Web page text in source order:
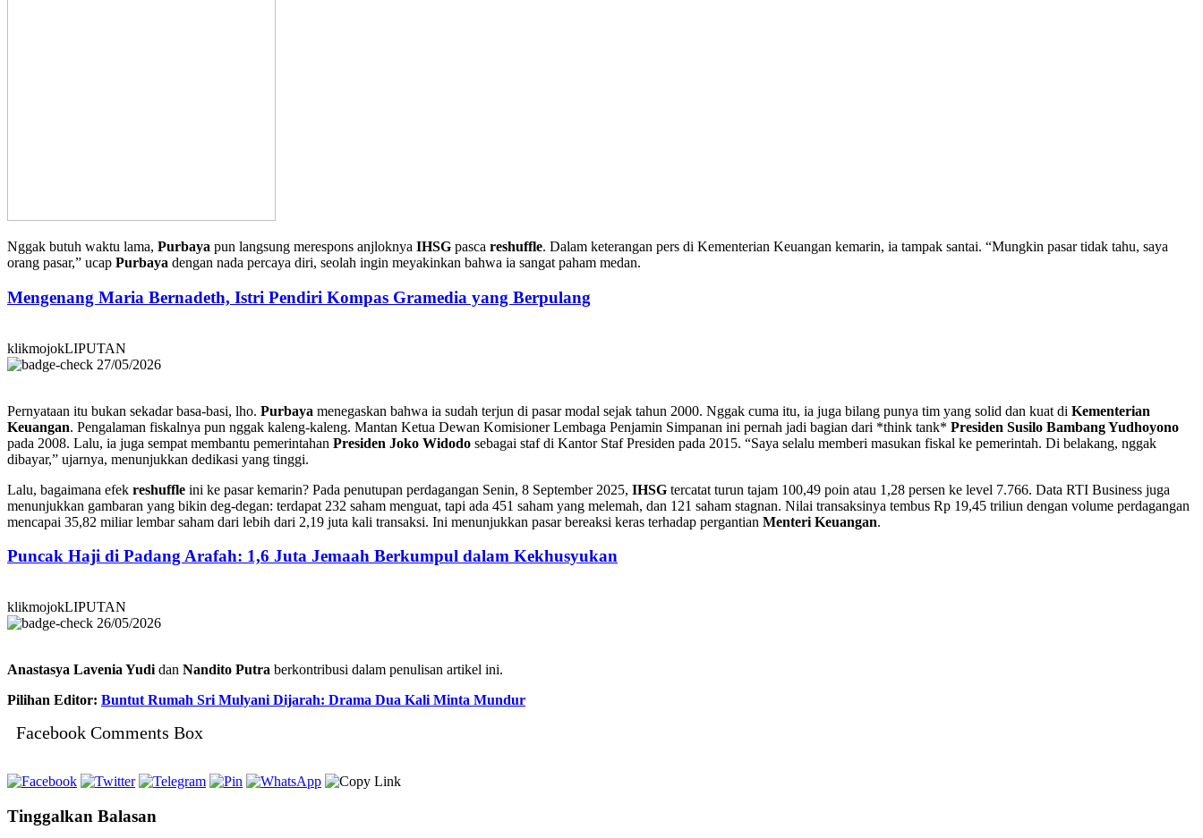
Nggak butuh waktu lama, Purbaya pun langsung merespons anjloknya IHSG pasca reshuffle. Dalam keterangan pers di Kementerian Keuangan kemarin, ia tampak santai. “Mungkin pasar tidak tahu, saya
orang pasar,” ucap Purbaya dengan nada percaya diri, seolah ingin meyakinkan bahwa ia sangat paham medan.
Mengenang Maria Bernadeth, Istri Pendiri Kompas Gramedia yang Berpulang
klikmojokLIPUTAN
27/05/2026
Pernyataan itu bukan sekadar basa-basi, lho. Purbaya menegaskan bahwa ia sudah terjun di pasar modal sejak tahun 2000. Nggak cuma itu, ia juga bilang punya tim yang solid dan kuat di Kementerian
Keuangan. Pengalaman fiskalnya pun nggak kaleng-kaleng. Mantan Ketua Dewan Komisioner Lembaga Penjamin Simpanan ini pernah jadi bagian dari *think tank* Presiden Susilo Bambang Yudhoyono
pada 2008. Lalu, ia juga sempat membantu pemerintahan Presiden Joko Widodo sebagai staf di Kantor Staf Presiden pada 2015. “Saya selalu memberi masukan fiskal ke pemerintah. Di belakang, nggak
dibayar,” ujarnya, menunjukkan dedikasi yang tinggi.
Lalu, bagaimana efek reshuffle ini ke pasar kemarin? Pada penutupan perdagangan Senin, 8 September 2025, IHSG tercatat turun tajam 100,49 poin atau 1,28 persen ke level 7.766. Data RTI Business juga
menunjukkan gambaran yang bikin deg-degan: terdapat 232 saham menguat, tapi ada 451 saham yang melemah, dan 121 saham stagnan. Nilai transaksinya tembus Rp 19,45 triliun dengan volume perdagangan
mencapai 35,82 miliar lembar saham dari lebih dari 2,19 juta kali transaksi. Ini menunjukkan pasar bereaksi keras terhadap pergantian Menteri Keuangan.
Puncak Haji di Padang Arafah: 1,6 Juta Jemaah Berkumpul dalam Kekhusyukan
klikmojokLIPUTAN
26/05/2026
Anastasya Lavenia Yudi dan Nandito Putra berkontribusi dalam penulisan artikel ini.
Pilihan Editor: Buntut Rumah Sri Mulyani Dijarah: Drama Dua Kali Minta Mundur
Facebook Comments Box
Tinggalkan Balasan